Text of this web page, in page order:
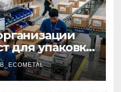
для упаковки
товаров